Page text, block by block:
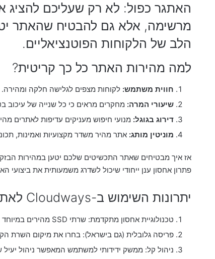
האתגר כפול: לא רק שעליכם להציג
מרשימה, אלא גם להבטיח שהאתר
הלב של הלקוחות הפוטנציאליים.
למה מהירות האתר כל כך קריטית?
חווית משתמש: לקוחות מצפים לגלישה חלקה ומהירה.
שיעורי המרה: מחקרים מראים כי כל שנייה של עיכוב בטעינת
דירוג בגוגל: מנועי חיפוש מעניקים עדיפות לאתרים
מוניטין מותג: אתר מהיר משדר מקצועיות ואמינות,
אז איך מבטיחים שאתר התכשיטים שלכם יטען במהירות
פתרון אחסון ענן ייחודי שיכול לשדרג משמעותית את ביצועי
יתרונות השימוש ב-Cloudways לאתר תכשיטים:
טכנולוגיית אחסון מתקדמת: שרתי SSD מהירים במיוחד המבטיחים זמני תגובה מינימליים.
פריסה גלובלית (גם בישראל): בחרו את מיקום השרת
ניהול קל: ממשק ידידותי למשתמש המאפשר ניהול